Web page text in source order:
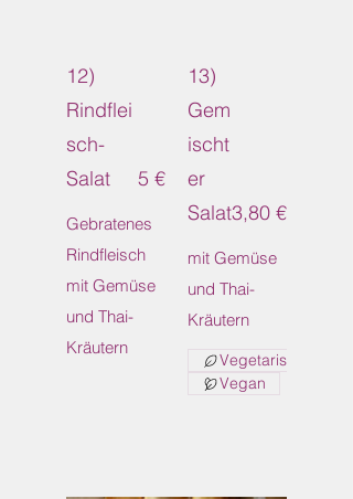
12)
Rindflei
sch-
Salat
Gebratenes
Rindfleisch
mit Gemüse
und Thai-
Kräutern
5 €
13)
Gem
ischt
er
Salat
mit Gemüse
und Thai-
Kräutern
3,80 €
Vegetarisch
Vegan